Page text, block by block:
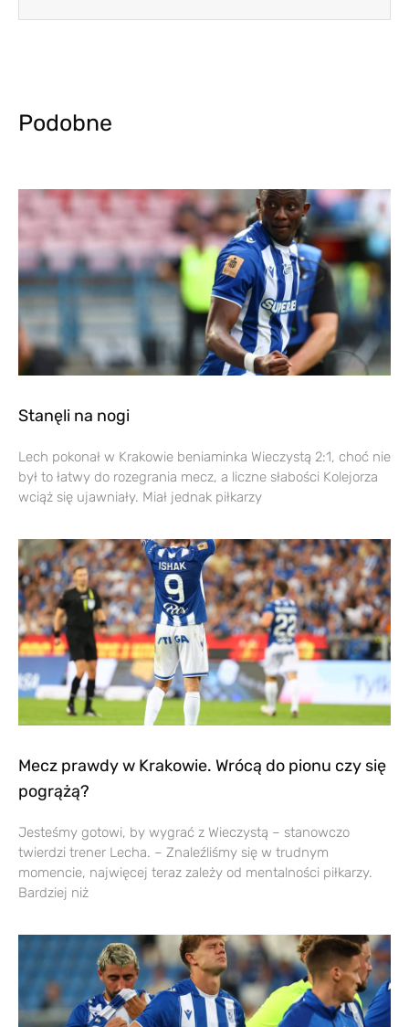
Podobne
Stanęli na nogi
Lech pokonał w Krakowie beniaminka Wieczystą 2:1, choć nie
był to łatwy do rozegrania mecz, a liczne słabości Kolejorza
wciąż się ujawniały. Miał jednak piłkarzy
Mecz prawdy w Krakowie. Wrócą do pionu czy się
pogrążą?
Jesteśmy gotowi, by wygrać z Wieczystą – stanowczo
twierdzi trener Lecha. – Znaleźliśmy się w trudnym
momencie, najwięcej teraz zależy od mentalności piłkarzy.
Bardziej niż